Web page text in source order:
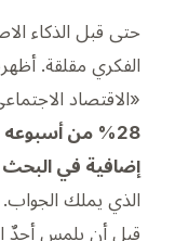
حتى قبل الذكاء
«الاقتصاد
28% من أسبوعه في إدارة البريد فقط
إضافية في
الذي يملك
قبل أن يلمس أحدٌ